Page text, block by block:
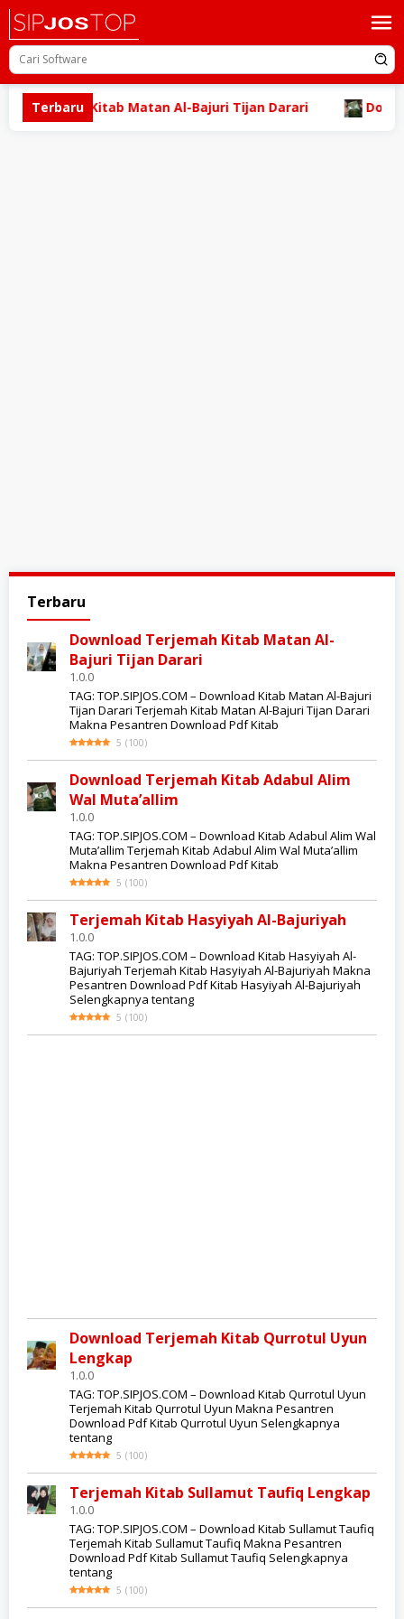
Loncat
konten
TerbaruKitab Matan Al-Bajuri Tijan Darari
Sipjos
Top
Terbaru
Download Terjemah Kitab Matan Al-
Bajuri Tijan Darari
1.0.0
TAG: TOP.SIPJOS.COM – Download Kitab Matan Al-Bajuri
Tijan Darari Terjemah Kitab Matan Al-Bajuri Tijan Darari
Makna Pesantren Download Pdf Kitab
5 (100)
Download Terjemah Kitab Adabul Alim
Wal Muta’allim
1.0.0
TAG: TOP.SIPJOS.COM – Download Kitab Adabul Alim Wal
Muta’allim Terjemah Kitab Adabul Alim Wal Muta’allim
Makna Pesantren Download Pdf Kitab
5 (100)
Terjemah Kitab Hasyiyah Al-Bajuriyah
1.0.0
TAG: TOP.SIPJOS.COM – Download Kitab Hasyiyah Al-
Bajuriyah Terjemah Kitab Hasyiyah Al-Bajuriyah Makna
Pesantren Download Pdf Kitab Hasyiyah Al-Bajuriyah
Selengkapnya tentang
5 (100)
Download Terjemah Kitab Qurrotul Uyun
Lengkap
1.0.0
TAG: TOP.SIPJOS.COM – Download Kitab Qurrotul Uyun
Terjemah Kitab Qurrotul Uyun Makna Pesantren
Download Pdf Kitab Qurrotul Uyun Selengkapnya
tentang
5 (100)
Terjemah Kitab Sullamut Taufiq Lengkap
1.0.0
TAG: TOP.SIPJOS.COM – Download Kitab Sullamut Taufiq
Terjemah Kitab Sullamut Taufiq Makna Pesantren
Download Pdf Kitab Sullamut Taufiq Selengkapnya
tentang
5 (100)